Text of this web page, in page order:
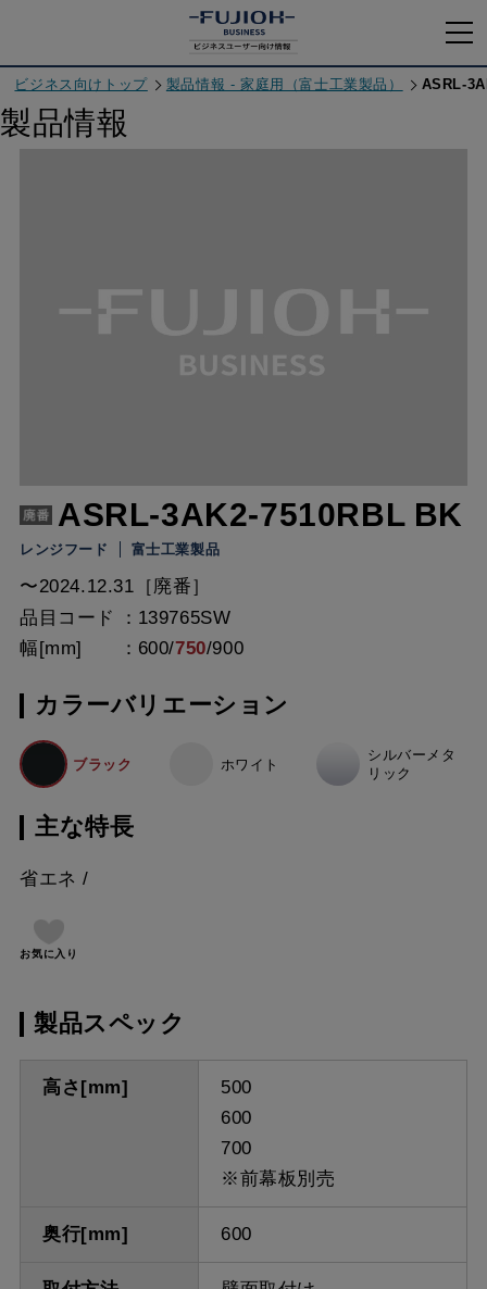
ビジネス向けトップ 製品情報 - 家庭用（富士工業製品） ASRL-
製品情報
ASRL-3AK2-7510RBL BK
レンジフード 富士工業製品
〜2024.12.31［廃番］
品目コード
139765SW
幅[mm]
600/750/900
カラーバリエーション
ブラック ホワイト
シルバーメタ
リック
主な特長
省エネ
お気に入り
製品スペック
高さ[mm]
500
600
700
※前幕板別売
奥行[mm] 600